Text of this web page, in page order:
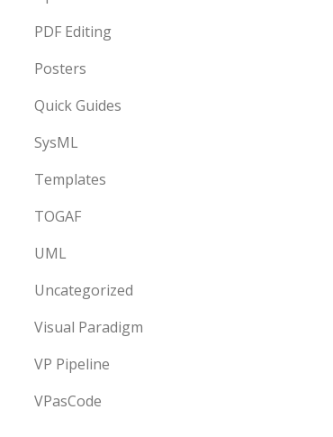
PDF Editing
Posters
Quick Guides
SysML
Templates
TOGAF
UML
Uncategorized
Visual Paradigm
VP Pipeline
VPasCode